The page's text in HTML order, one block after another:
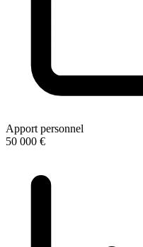
Apport personnel
50 000 €